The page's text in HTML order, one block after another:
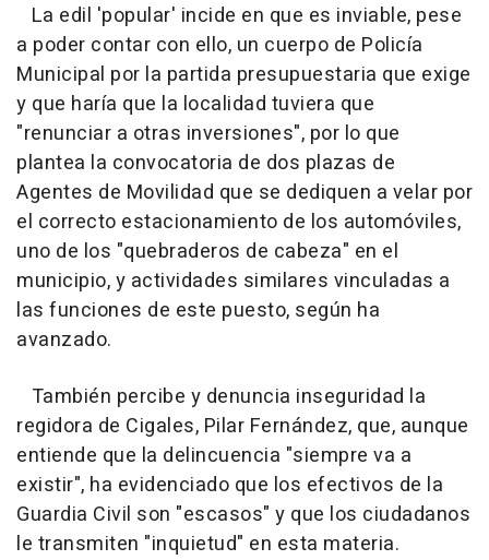
La edil 'popular' incide en que es inviable, pese
a poder contar con ello, un cuerpo de Policía
Municipal por la partida presupuestaria que exige
y que haría que la localidad tuviera que
"renunciar a otras inversiones", por lo que
plantea la convocatoria de dos plazas de
Agentes de Movilidad que se dediquen a velar por
el correcto estacionamiento de los automóviles,
uno de los "quebraderos de cabeza" en el
municipio, y actividades similares vinculadas a
las funciones de este puesto, según ha
avanzado.
También percibe y denuncia inseguridad la
regidora de Cigales, Pilar Fernández, que, aunque
entiende que la delincuencia "siempre va a
existir", ha evidenciado que los efectivos de la
Guardia Civil son "escasos" y que los ciudadanos
le transmiten "inquietud" en esta materia.